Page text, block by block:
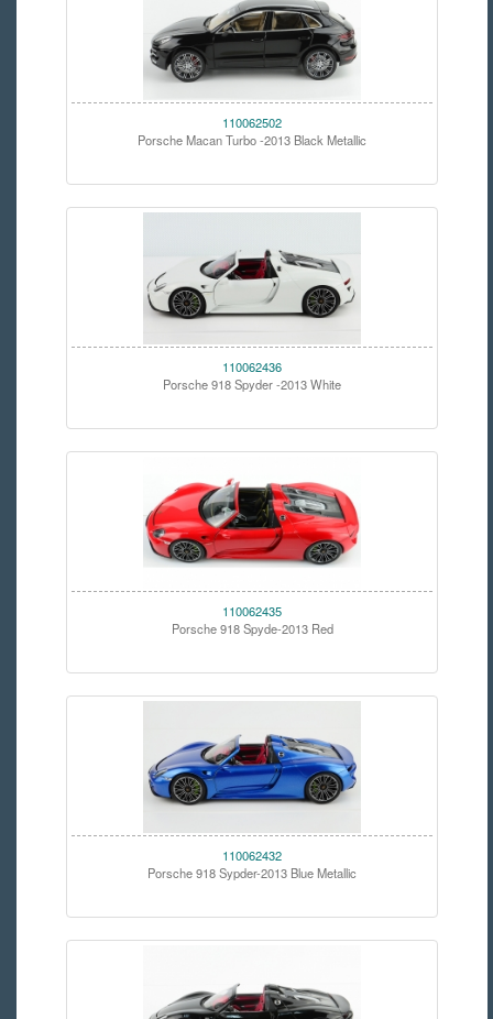
110062502
Porsche Macan Turbo -2013 Black Metallic
110062436
Porsche 918 Spyder -2013 White
110062435
Porsche 918 Spyde-2013 Red
110062432
Porsche 918 Sypder-2013 Blue Metallic